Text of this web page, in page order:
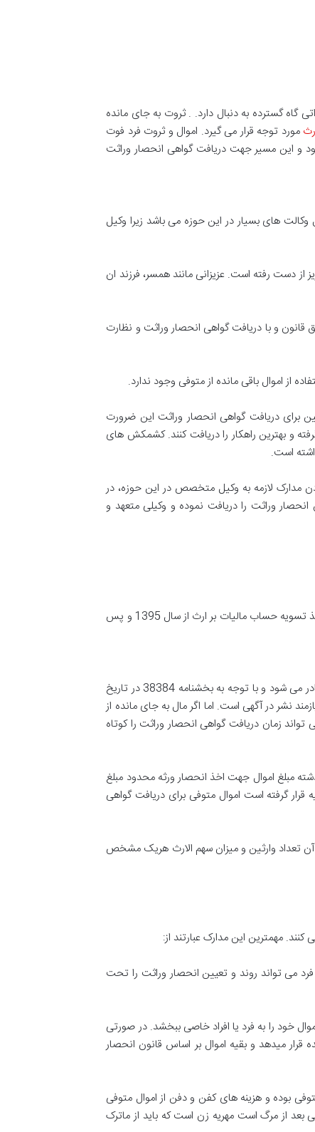
گسترده به دنبال دارد. . ثروت به جای مانده
مورد توجه قرار می گیرد. اموال و ثروت فرد فوت
و این مسیر جهت دریافت گواهی انحصار وراثت
های بسیار در این حوزه می باشد زیرا وکیل
از دست رفته است. عزیزانی مانند همسر، فرزند ان
و با دریافت گواهی انحصار وراثت و نظارت
از اموال باقی مانده از متوفی وجود ندارد.
برای دریافت گواهی انحصار وراثت این ضرورت
و بهترین راهکار را دریافت کنند. کشمکش های
است.
مدارک لازمه به وکیل متخصص در این حوزه، در
وراثت را دریافت نموده و وکیلی متعهد و
در قوانین انحصار وراثت تغییرات چندانی ایجاد نشده است مگر در مواردی محدود که مهمترین آنها عدم نیاز بازماندگان مرحوم به اخذ تسویه حساب مالیات بر ارث از سال 1395 و پس
گواهی انحصار وراثت به درخواست یک یا تعدادی از بازماندگان متوفی و توسط شورای حل اختلاف آخرین محل اقامت متوفی صادر می شود و با توجه به بخشنامه 38384 در تاریخ
صادر شده نامحدود است و نیازمند نشر در آگهی است. اما اگر مال به جای مانده از
زمان دریافت گواهی انحصار وراثت را کوتاه
پانصد میلیون ریال) 3 تا 7 روز کاری است که در قوانین گذشته مبلغ اموال جهت اخذ انحصار ورثه محدود مبلغ
گرفته است اموال متوفی برای دریافت گواهی
آن تعداد وارثین و میزان سهم الارث هریک مشخص
مهمترین این مدارک عبارتند از:
می تواند روند و تعیین انحصار وراثت را تحت
خود را به فرد یا افراد خاصی ببخشد. در صورتی
قرار میدهد و بقیه اموال بر اساس قانون انحصار
بوده و هزینه های کفن و دفن از اموال متوفی
از مرگ است مهریه زن است که باید از ماترک